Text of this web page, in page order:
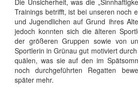
Die Unsicherheit, was die
Trainings betrifft, ist bei unseren noch
und Jugendlichen auf Grund ihres
jedoch konnten sich die älteren
der größeren Gruppen sowie von
Sportlerin in Grünau gut motiviert
quälen, was sie auf den im
noch durchgeführten Regatten
später mehr.